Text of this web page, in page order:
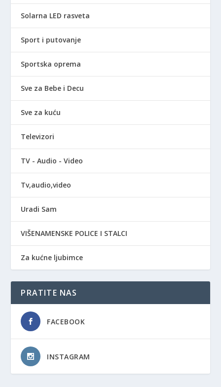
Solarna LED rasveta
Sport i putovanje
Sportska oprema
Sve za Bebe i Decu
Sve za kuću
Televizori
TV - Audio - Video
Tv,audio,video
Uradi Sam
VIŠENAMENSKE POLICE I STALCI
Za kućne ljubimce
PRATITE NAS
FACEBOOK
INSTAGRAM